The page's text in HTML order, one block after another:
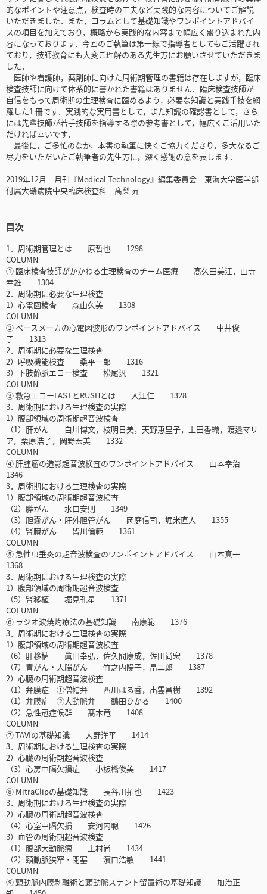
的なポイントや注意点，検査時の工夫など実践的な内容についてご解説
いただきました．また，コラムとして基礎知識やワンポイントアドバイ
スの項目を加えており，概略から実践的な内容まで幅広く盛り込まれた内
容になっております．今回のご執筆は第一線で指導者としてもご活躍され
ており，技師教育にも大変ご理解のある先生方にお願いさせていただきま
した．
医師や看護師，薬剤師に向けた周術期管理の書籍は存在しますが，臨床
検査技師に向けて体系的に書かれた書籍はありません．臨床検査技師が
自信をもって周術期の生理検査に臨めるよう，必要な知識と実践手技を網
羅した1 冊です．実践的な実用書として，また知識の確認書として，さら
には先輩技師が若手技師を指導する際の参考書として，幅広くご活用いた
だければ幸いです．
最後に，ご多忙のなか，本書の執筆に快くご協力くださり，多大なるご
尽力をいただいたご執筆者の先生方に，深く感謝の意を表します．
2019年12月 月刊『Medical Technology』編集委員会 東海大学医学部
付属大磯病院中央臨床検査科 髙梨 昇
目次
1．周術期管理とは 原哲也 1298
COLUMN
① 臨床検査技師がかかわる生理検査のチーム医療 髙久田美江，山寺
幸雄 1304
2．周術期に必要な生理検査
1）心電図検査 森山久美 1308
COLUMN
② ペースメーカの心電図波形のワンポイントアドバイス 中井俊
子 1313
2．周術期に必要な生理検査
2）呼吸機能検査 桑平一郎 1316
3）下肢静脈エコー検査 松尾汎 1321
COLUMN
③ 救急エコーFASTとRUSHとは 入江仁 1328
3．周術期における生理検査の実際
1）腹部領域の周術期超音波検査
（1）肝がん 白川博文，枝明日美，天野恵里子，上田香織，渡邉マリ
ア，栗原浩子，岡野宏美 1332
COLUMN
④ 肝腫瘤の造影超音波検査のワンポイントアドバイス 山本幸治
1346
3．周術期における生理検査の実際
1）腹部領域の周術期超音波検査
（2）膵がん 水口安則 1349
（3）胆嚢がん・肝外胆管がん 岡庭信司，堀米直人 1355
（4）腎臓がん 皆川倫範 1361
COLUMN
⑤ 急性虫垂炎の超音波検査のワンポイントアドバイス 山本真一
1368
3．周術期における生理検査の実際
1）腹部領域の周術期超音波検査
（5）腎移植 堀見孔星 1371
COLUMN
⑥ ラジオ波焼灼療法の基礎知識 南康範 1376
3．周術期における生理検査の実際
1）腹部領域の周術期超音波検査
（6）肝移植 眞田幸弘，佐久間康成，佐田尚宏 1378
（7）胃がん・大腸がん 竹之内陽子，畠二郎 1387
2）心臓の周術期超音波検査
（1）弁膜症 ①僧帽弁 西川はる香，出雲昌樹 1392
（1）弁膜症 ②大動脈弁 鶴田ひかる 1400
（2）急性冠症候群 髙木竜 1408
COLUMN
⑦ TAVIの基礎知識 大野洋平 1414
3．周術期における生理検査の実際
2）心臓の周術期超音波検査
（3）心房中隔欠損症 小板橋俊美 1417
COLUMN
⑧ MitraClipの基礎知識 長谷川拓也 1423
3．周術期における生理検査の実際
2）心臓の周術期超音波検査
（4）心室中隔欠損 安河内聰 1426
3）血管の周術期超音波検査
（1）腹部大動脈瘤 上村尚 1434
（2）頸動脈狭窄・閉塞 濱口浩敏 1441
COLUMN
⑨ 頸動脈内膜剥離術と頸動脈ステント留置術の基礎知識 加治正